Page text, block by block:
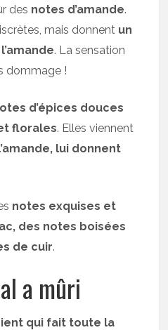
des notes d’amande.
mais donnent un
. La sensation
dommage !
d’épices douces
florales. Elles viennent
lui donnent
notes exquises et
des notes boisées
de cuir.
a mûri
qui fait toute la